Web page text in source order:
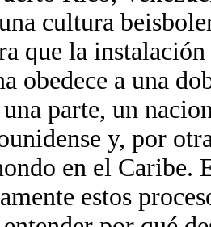
cultura
que la
obedece a una
parte, un
y, por
en el Caribe.
estos